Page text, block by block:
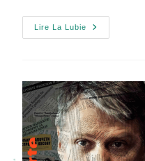
Lire La Lubie
THE
HACK
Cœur
Du
Plus
Grand
Scandale
Médiatique
Britannique
!